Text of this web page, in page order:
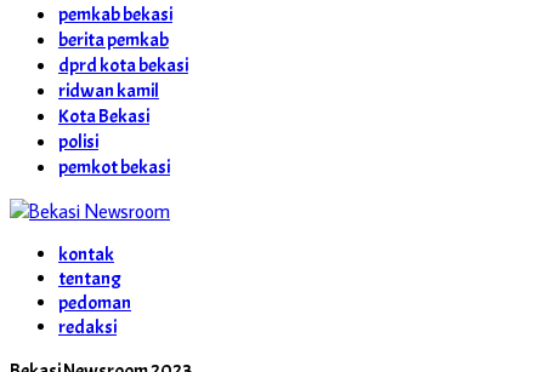
pemkab bekasi
berita pemkab
dprd kota bekasi
ridwan kamil
Kota Bekasi
polisi
pemkot bekasi
kontak
tentang
pedoman
redaksi